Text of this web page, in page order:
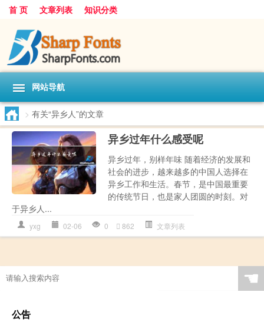
首 页 文章列表 知识分类
网站导航
> 有关“异乡人”的文章
异乡过年什么感受呢
异乡过年，别样年味 随着经济的发展和
社会的进步，越来越多的中国人选择在
异乡工作和生活。春节，是中国最重要
的传统节日，也是家人团圆的时刻。对
于异乡人...
yxg 02-06 0 862 文章列表
☚
公告